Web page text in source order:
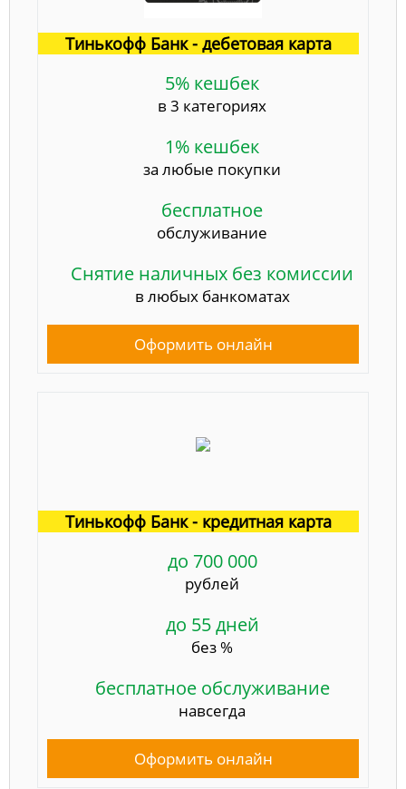
Тинькофф Банк - дебетовая карта
5% кешбек
в 3 категориях
1% кешбек
за любые покупки
бесплатное
обслуживание
Снятие наличных без комиссии
в любых банкоматах
Оформить онлайн
Тинькофф Банк - кредитная карта
до 700 000
рублей
до 55 дней
без %
бесплатное обслуживание
навсегда
Оформить онлайн